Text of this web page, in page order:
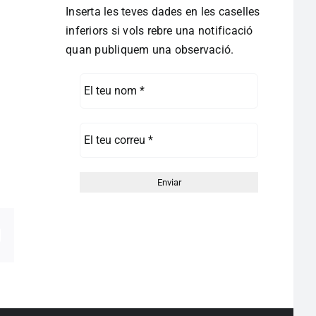
Correo
Inserta les teves dades en les caselles
inferiors si vols rebre una notificació
quan publiquem una observació.